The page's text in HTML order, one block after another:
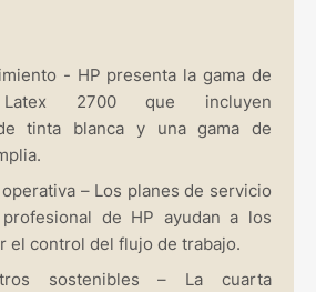
- HP presenta la gama de
Latex 2700 que incluyen
tinta blanca y una gama de
– Los planes de servicio
de HP ayudan a los
el control del flujo de trabajo.
sostenibles – La cuarta